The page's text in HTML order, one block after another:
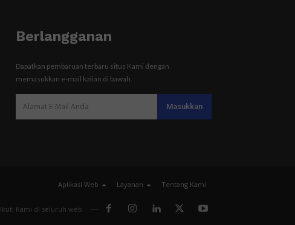
Berlangganan
Dapatkan pembaruan terbaru situs Kami dengan
memasukkan e-mail kalian di bawah.
Aplikasi Web Layanan Tentang Kami
Ikuti Kami di seluruh web